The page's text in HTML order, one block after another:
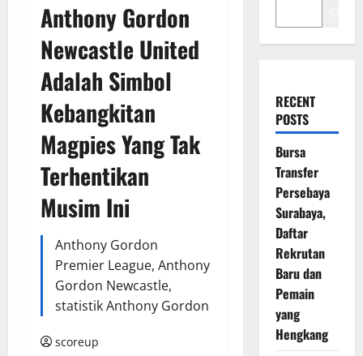
Anthony Gordon
Newcastle United
Adalah Simbol
Kebangkitan
Magpies Yang Tak
Terhentikan
Musim Ini
Anthony Gordon
Premier League, Anthony
Gordon Newcastle,
statistik Anthony Gordon
scoreup
RECENT
POSTS
Bursa
Transfer
Persebaya
Surabaya,
Daftar
Rekrutan
Baru dan
Pemain
yang
Hengkang